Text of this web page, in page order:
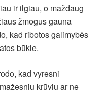
ir ilgiau, o maždaug
žmogus gauna
kad ribotos galimybės
būkle.
kad vyresni
krūviu ar ne